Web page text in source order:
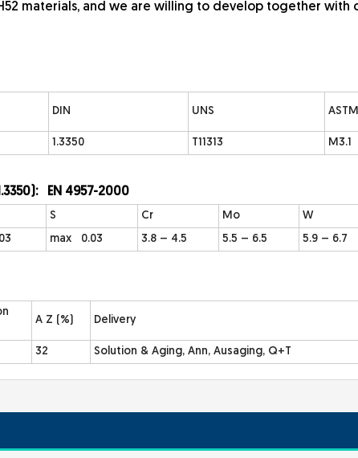
materials, and we are willing to develop together with
DIN UNS ASTM
1.3350 T11313 M3.1
EN 4957-2000
S Cr Mo W
max 0.03 3.8 – 4.5 5.5 – 6.5 5.9 – 6.7
A Z (%) Delivery
32 Solution & Aging, Ann, Ausaging, Q+T